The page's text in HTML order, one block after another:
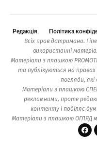
Редакція Політика
Всіх прав дотримано.
використанні
Матеріали з плашкою
та публікуються на
погляди,
Матеріали з плашкою
рекламними, проте
контенту і поділяє
Матеріали з плашкою ОГЛЯД